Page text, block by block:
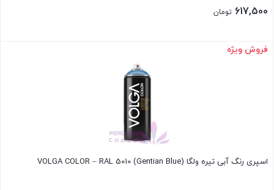
اصلی:
بود.
617,500 تومان
فعلی:
بستن
فروش ویژه
اسپری رنگ آبی تیره ولگا VOLGA COLOR – RAL 5010 (Gentian Blue)